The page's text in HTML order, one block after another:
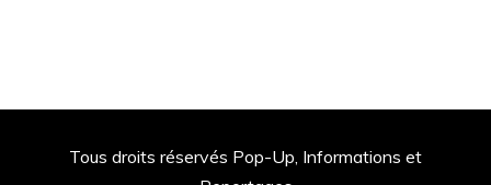
Tous droits réservés Pop-Up, Informations et